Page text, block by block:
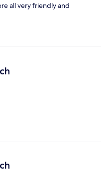
all very friendly and